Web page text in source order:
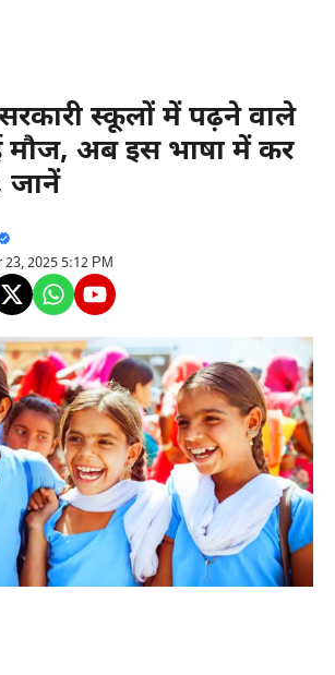
स्कूलों में पढ़ने वाले
मौज, अब इस भाषा में कर
जानें
2025 5:12 PM